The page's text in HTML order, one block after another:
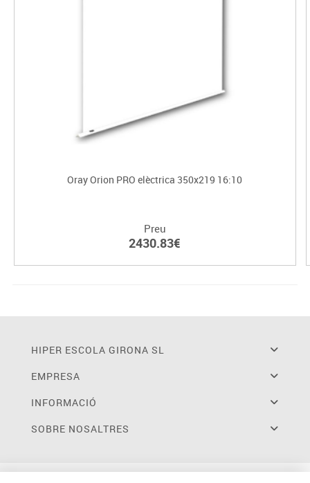
Oray Orion PRO elèctrica 350x219 16:10
Preu
2430.83€
HIPER ESCOLA GIRONA SL
EMPRESA
INFORMACIÓ
SOBRE NOSALTRES